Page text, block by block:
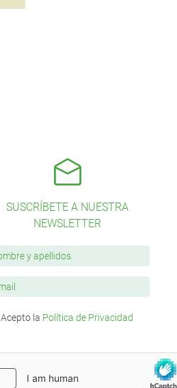
SUSCRÍBETE A NUESTRA
NEWSLETTER
Acepto la Política de Privacidad